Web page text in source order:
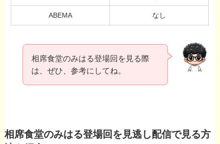
ABEMA なし
相席食堂のみはる登場回を見る際
は、ぜひ、参考にしてね。
相席食堂のみはる登場回を見逃し配信で見る方